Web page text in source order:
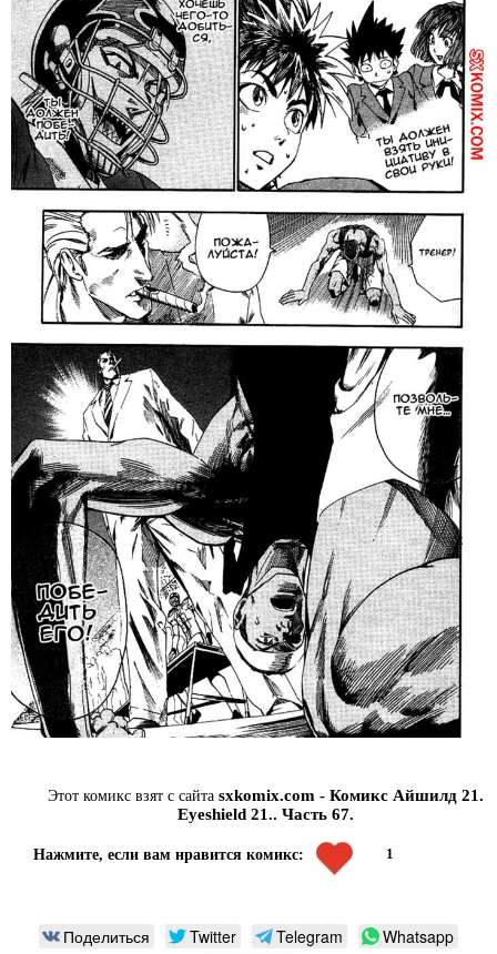
Этот комикс взят с сайта sxkomix.com - Комикс Айшилд 21.
Eyeshield 21.. Часть 67.
Нажмите, если вам нравится комикс: 1
Поделиться Twitter Telegram
Whatsapp